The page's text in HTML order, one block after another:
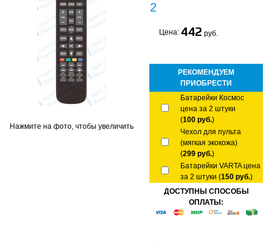
Нажмите на фото, чтобы увеличить
2
Цена: 442 руб.
РЕКОМЕНДУЕМ
ПРИОБРЕСТИ
Батарейки Космос
цена за 2 штуки
(100 руб.)
Чехол для пульта
(мягкая экокожа)
(299 руб.)
Батарейки VARTA цена
за 2 штуки (150 руб.)
ДОСТУПНЫ СПОСОБЫ
ОПЛАТЫ: